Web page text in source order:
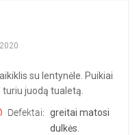
su lentynėle. Puikiai
juodą tualetą.
Defektai
greitai matosi
dulkės.